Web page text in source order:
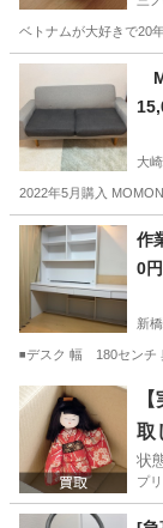
ベトナムが大好きで20
東京 台東区
大
2022年5月購入
東京 品川区
作
0円
新
◾️デスク 幅 180セン
東京 新
取
状
プ